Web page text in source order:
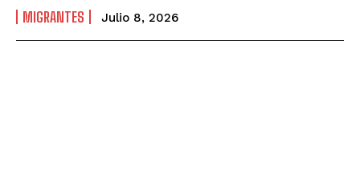
MIGRANTES Julio 8, 2026